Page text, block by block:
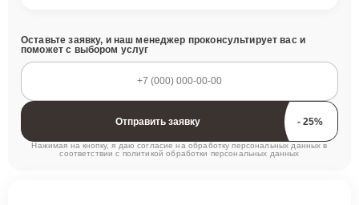
Оставьте заявку, и наш менеджер проконсультирует вас и
поможет с выбором услуг
Отправить заявку
Нажимая на кнопку, я даю согласие на обработку персональных данных в
соответствии с политикой обработки персональных данных